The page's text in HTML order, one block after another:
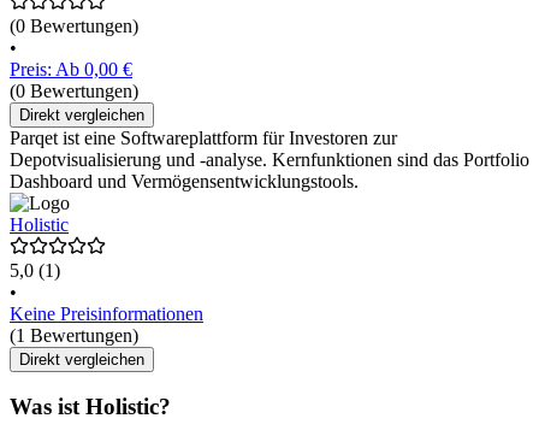
(0 Bewertungen)
•
Preis: Ab 0,00 €
(0 Bewertungen)
Direkt vergleichen
Parqet ist eine Softwareplattform für Investoren zur
Depotvisualisierung und -analyse. Kernfunktionen sind das Portfolio
Dashboard und Vermögensentwicklungstools.
Holistic
5,0 (1)
•
Keine Preisinformationen
(1 Bewertungen)
Direkt vergleichen
Was ist Holistic?